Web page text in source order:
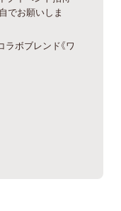
でお願いしま
ボブレンド《ワ